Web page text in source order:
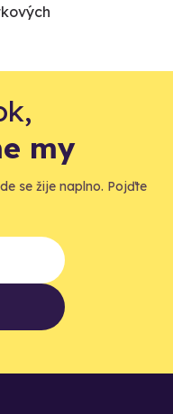
my
se žije naplno. Pojďte